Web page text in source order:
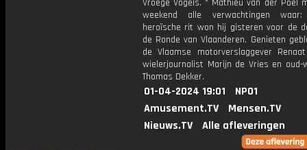
Vroege Vogels. * Mathieu van der Poel
weekend alle verwachtingen
heroïsche rit won hij gisteren voor de
de Ronde van Vlaanderen. Genieten
de Vlaamse motorverslaggever
wielerjournalist Marijn de Vries en oud-
Thomas Dekker.
01-04-2024 19:01
NPO1
Amusement.TV
Mensen.TV
Nieuws.TV
Alle afleveringen